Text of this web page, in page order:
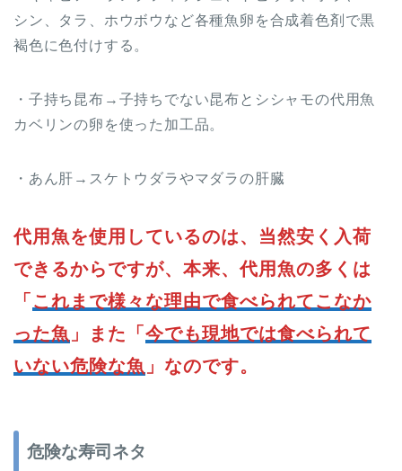
シン、タラ、ホウボウなど各種魚卵を合成着色剤で黒
褐色に色付けする。
・子持ち昆布→子持ちでない昆布とシシャモの代用魚
カベリンの卵を使った加工品。
・あん肝→スケトウダラやマダラの肝臓
代用魚を使用しているのは、当然安く入荷
できるからですが、本来、代用魚の多くは
「 これまで様々な理由で食べられてこなか
った魚 」また「 今でも現地では食べられて
いない危険な魚 」なのです。
危険な寿司ネタ